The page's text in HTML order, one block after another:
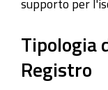
supporto per
Tipologia
Registro